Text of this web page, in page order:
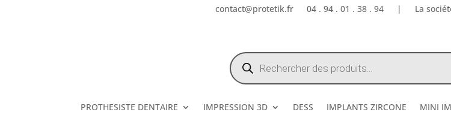
contact@protetik.fr 04 . 94 . 01 . 38 . 94 | La
Recherche
de
produits
PROTHESISTE DENTAIRE IMPRESSION 3D DESS IMPLANTS ZIRCONE MINI